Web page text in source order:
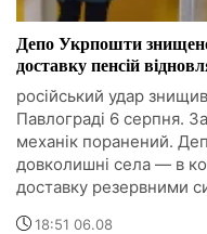
Депо Укрпошти
доставку пенсій
російський удар
Павлограді 6 серпня.
механік поранений.
довколишні села — в
доставку резервними
18:51 06.08